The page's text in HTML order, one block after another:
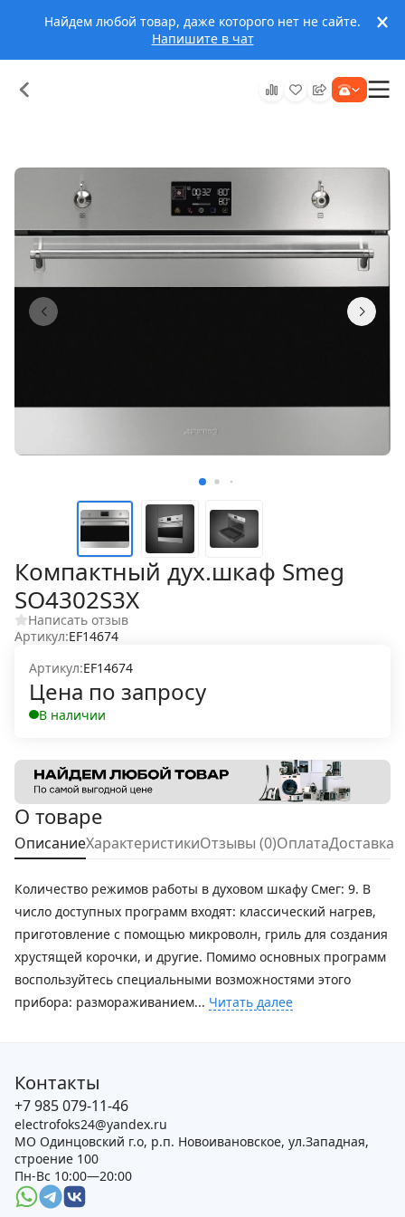
Найдем любой товар, даже которого нет не сайте.
Напишите в чат
Компактный дух.шкаф Smeg
SO4302S3X
Написать отзыв
Артикул:EF14674
Артикул:EF14674
Цена по запросу
В наличии
О товаре
ОписаниеХарактеристикиОтзывы (0)ОплатаДоставка
Количество режимов работы в духовом шкафу Смег: 9. В
число доступных программ входят: классический нагрев,
приготовление с помощью микроволн, гриль для создания
хрустящей корочки, и другие. Помимо основных программ
воспользуйтесь специальными возможностями этого
прибора: размораживанием... Читать далее
Контакты
+7 985 079-11-46
electrofoks24@yandex.ru
МО Одинцовский г.о, р.п. Новоивановское, ул.Западная,
строение 100
Пн-Вс 10:00—20:00